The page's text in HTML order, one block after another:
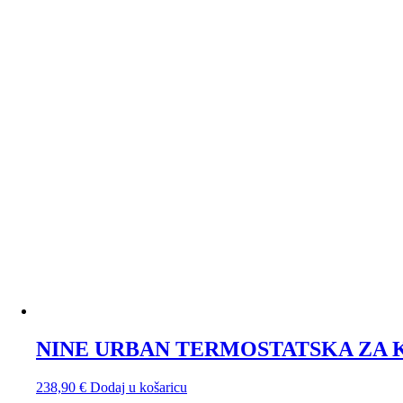
NINE URBAN TERMOSTATSKA ZA
238,90 € Dodaj u košaricu